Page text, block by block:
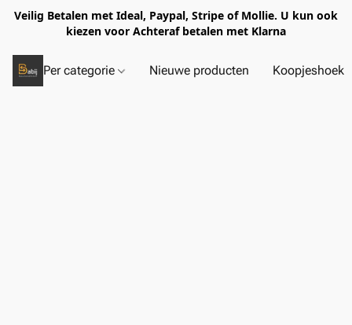
Veilig Betalen met Ideal, Paypal, Stripe of Mollie. U kun ook
kiezen voor Achteraf betalen met Klarna
Per categorie Nieuwe producten Koopjeshoek